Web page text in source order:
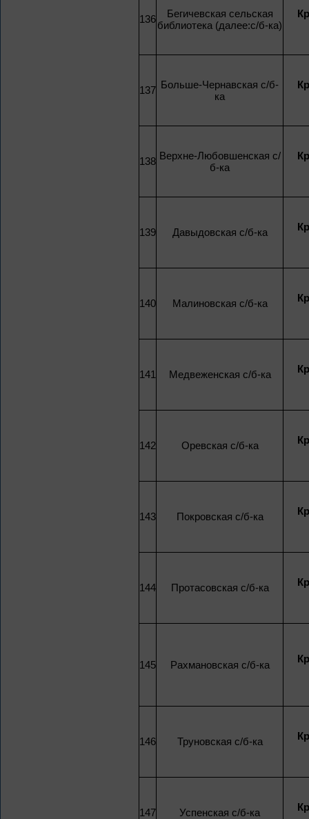
136
Бегичевская сельская
библиотека (далее:с/б-ка)
137 Больше-Чернавская с/б-
ка
138 Верхне-Любовшенская с/
б-ка
139 Давыдовская с/б-ка
140 Малиновская с/б-ка
141 Медвеженская с/б-ка
142 Оревская с/б-ка
143 Покровская с/б-ка
144 Протасовская с/б-ка
145 Рахмановская с/б-ка
146 Труновская с/б-ка
147 Успенская с/б-ка